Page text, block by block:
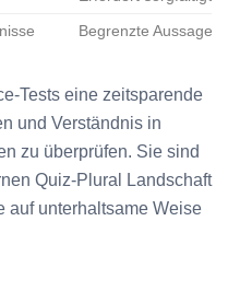
Begrenzte
Tests eine zeitsparende
und Verständnis in
zu überprüfen. Sie sind
Quiz-Plural Landschaft
auf unterhaltsame Weise